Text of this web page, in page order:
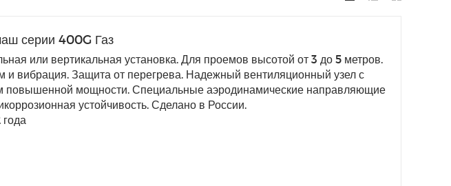
серии 400G Газ
или вертикальная установка. Для проемов высотой от 3 до 5 метров.
и вибрация. Защита от перегрева. Надежный вентиляционный узел с
повышенной мощности. Специальные аэродинамические направляющие
устойчивость. Сделано в России.